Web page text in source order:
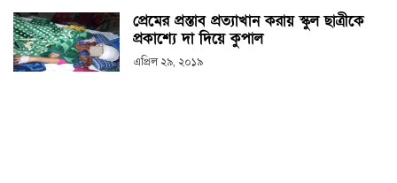
প্রেমের প্রস্তাব প্রত্যাখান করায় স্কুল ছাত্রীকে
প্রকাশ্যে দা দিয়ে কুপাল
এপ্রিল ২৯, ২০১৯